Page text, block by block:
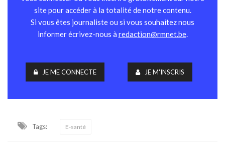
site pour accéder à la totalité de notre contenu.
Si vous êtes journaliste ou si vous souhaitez nous
informer écrivez-nous à redaction@rmnet.be.
JE ME CONNECTE JE M'INSCRIS
Tags: E-santé